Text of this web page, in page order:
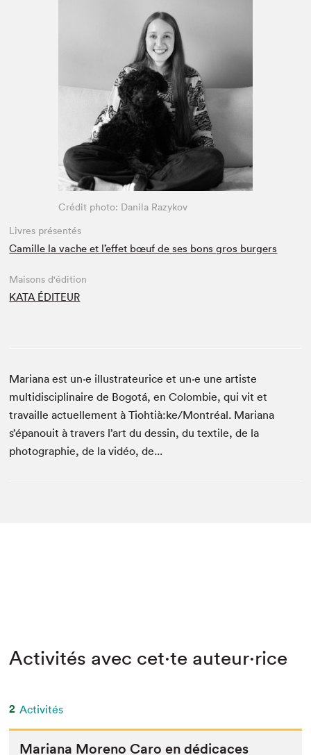
Crédit photo: Danila Razykov
Livres présentés
Camille la vache et l’effet bœuf de ses bons gros burgers
Maisons d'édition
KATA ÉDITEUR
Mariana est un·e illustrateurice et un·e une artiste
multidisciplinaire de Bogotá, en Colombie, qui vit et
travaille actuellement à Tiohtià:ke/Montréal. Mariana
s’épanouit à travers l’art du dessin, du textile, de la
photographie, de la vidéo, de...
Activités avec cet·te auteur·rice
2 Activités
Mar­i­ana Moreno Caro en dédicaces